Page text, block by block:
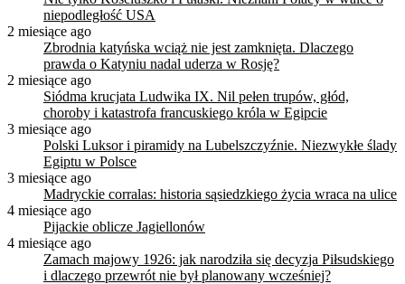
niepodległość USA
2 miesiące ago
Zbrodnia katyńska wciąż nie jest zamknięta. Dlaczego
prawda o Katyniu nadal uderza w Rosję?
2 miesiące ago
Siódma krucjata Ludwika IX. Nil pełen trupów, głód,
choroby i katastrofa francuskiego króla w Egipcie
3 miesiące ago
Polski Luksor i piramidy na Lubelszczyźnie. Niezwykłe ślady
Egiptu w Polsce
3 miesiące ago
Madryckie corralas: historia sąsiedzkiego życia wraca na ulice
4 miesiące ago
Pijackie oblicze Jagiellonów
4 miesiące ago
Zamach majowy 1926: jak narodziła się decyzja Piłsudskiego
i dlaczego przewrót nie był planowany wcześniej?